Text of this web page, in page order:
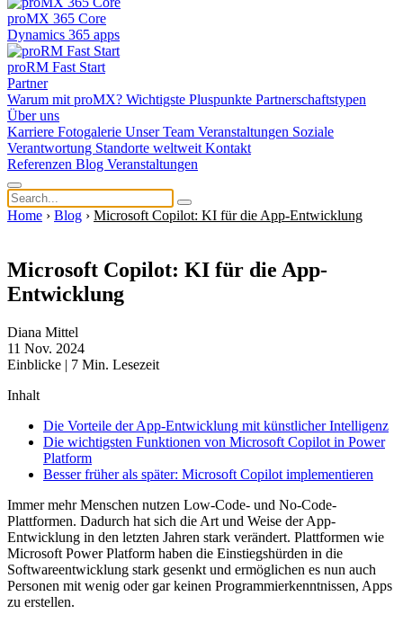
proMX 365 Core
Dynamics 365 apps
proRM Fast Start
Partner
Warum mit proMX? Wichtigste Pluspunkte Partnerschaftstypen
Über uns
Karriere Fotogalerie Unser Team Veranstaltungen Soziale
Verantwortung Standorte weltweit Kontakt
Referenzen Blog Veranstaltungen
Home › Blog › Microsoft Copilot: KI für die App-Entwicklung
Microsoft Copilot: KI für die App-
Entwicklung
Diana Mittel
11 Nov. 2024
Einblicke | 7 Min. Lesezeit
Inhalt
Die Vorteile der App-Entwicklung mit künstlicher Intelligenz
Die wichtigsten Funktionen von Microsoft Copilot in Power
Platform
Besser früher als später: Microsoft Copilot implementieren
Immer mehr Menschen nutzen Low-Code- und No-Code-
Plattformen. Dadurch hat sich die Art und Weise der App-
Entwicklung in den letzten Jahren stark verändert. Plattformen wie
Microsoft Power Platform haben die Einstiegshürden in die
Softwareentwicklung stark gesenkt und ermöglichen es nun auch
Personen mit wenig oder gar keinen Programmierkenntnissen, Apps
zu erstellen.